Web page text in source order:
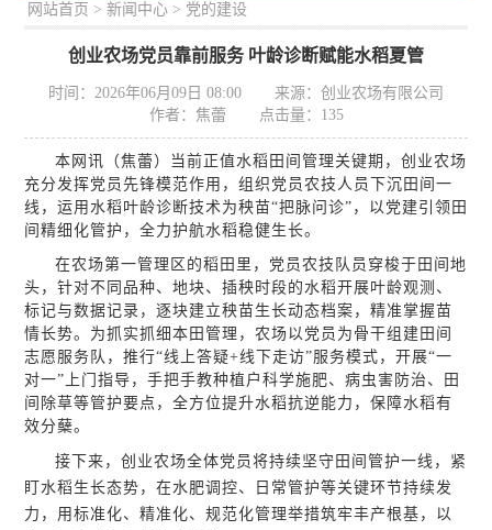
网站首页 > 新闻中心 > 党的建设
创业农场党员靠前服务 叶龄诊断赋能水稻夏管
时间：2026年06月09日 08:00
来源：创业农场有限公司
作者：焦蕾
点击量： 135
本网讯（焦蕾）
当前正值水稻田间管理关键期，创业农场
充分发挥党员先锋模范作用，组织党员农技人员下沉田间一
线，运用水稻叶龄诊断技术为秧苗“把脉问诊”，以党建引领田
间精细化管护，全力护航水稻稳健生长。
在农场第一管理区的稻田里，党员农技队员穿梭于田间地
头，针对不同品种、地块、插秧时段的水稻开展叶龄观测、
标记与数据记录，逐块建立秧苗生长动态档案，精准掌握苗
情长势。为抓实抓细本田管理，农场以党员为骨干组建田间
志愿服务队，推行“线上答疑+线下走访”服务模式，开展“一
对一”上门指导，手把手教种植户科学施肥、病虫害防治、田
间除草等管护要点，全方位提升水稻抗逆能力，保障水稻有
效分蘖。
接下来，创业农场全体党员将持续坚守田间管护一线，紧
盯水稻生长态势，在水肥调控、日常管护等关键环节持续发
力，用标准化、精准化、规范化管理举措筑牢丰产根基，以